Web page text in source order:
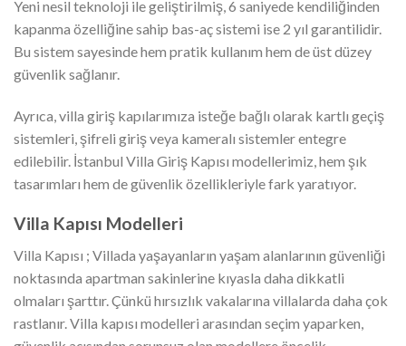
Yeni nesil teknoloji ile geliştirilmiş, 6 saniyede kendiliğinden
kapanma özelliğine sahip bas-aç sistemi ise 2 yıl garantilidir.
Bu sistem sayesinde hem pratik kullanım hem de üst düzey
güvenlik sağlanır.
Ayrıca, villa giriş kapılarımıza isteğe bağlı olarak kartlı geçiş
sistemleri, şifreli giriş veya kameralı sistemler entegre
edilebilir. İstanbul Villa Giriş Kapısı modellerimiz, hem şık
tasarımları hem de güvenlik özellikleriyle fark yaratıyor.
Villa Kapısı Modelleri
Villa Kapısı ; Villada yaşayanların yaşam alanlarının güvenliği
noktasında apartman sakinlerine kıyasla daha dikkatli
olmaları şarttır. Çünkü hırsızlık vakalarına villalarda daha çok
rastlanır. Villa kapısı modelleri arasından seçim yaparken,